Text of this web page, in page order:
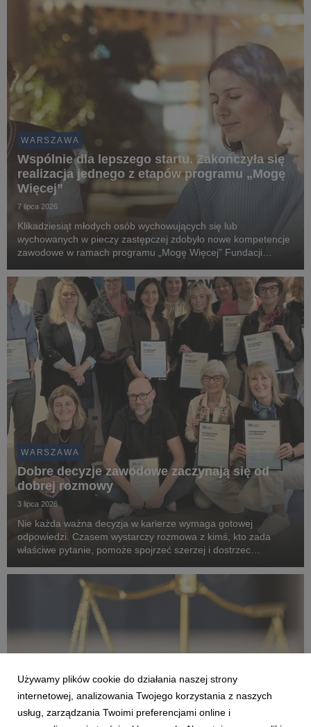
WARSZAWA
Wspólnie dla lepszego startu. Zakończyła się
realizacja jednego z etapów programu „Mogę
Więcej”
7 lipca 2026
Klikadziesiąt młodych osób wychowujących się lub
wychowanych w pieczy zastępczej zdobyło nowe kompetencje
zawodowe w ramach programu „Mogę Więcej” Fundacji
przedsięwzięcia był Uniwersytet WSB Merito Warszawa, który
odpowiad...
WARSZAWA
Dobre decyzje zawodowe zaczynają się od
dobrej rozmowy
3 lipca 2026
Nie każda ważna decyzja w karierze wymaga gotowej
odpowiedzi. Czasem wystarczy rozmowa z kimś, kto zada
właściwe pytanie, pomoże spojrzeć szerzej i dostrzec
idei opiera się program mentoringowy „Liderzy dla ...
Używamy plików cookie do działania naszej strony
internetowej, analizowania Twojego korzystania z naszych
usług, zarządzania Twoimi preferencjami online i